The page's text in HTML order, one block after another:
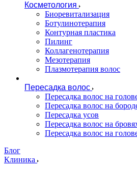
Косметология
Биоревитализация
Ботулинотерапия
Контурная пластика
Пилинг
Коллагенотерапия
Мезотерапия
Плазмотерапия волос
Пересадка волос
Пересадка волос на
Пересадка волос на
Пересадка усов
Пересадка волос на
Пересадка волос на
Блог
Клиника